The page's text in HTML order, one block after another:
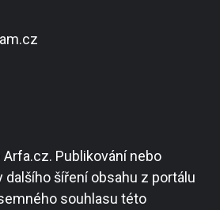
Publikování nebo
šíření obsahu z portálu
souhlasu této